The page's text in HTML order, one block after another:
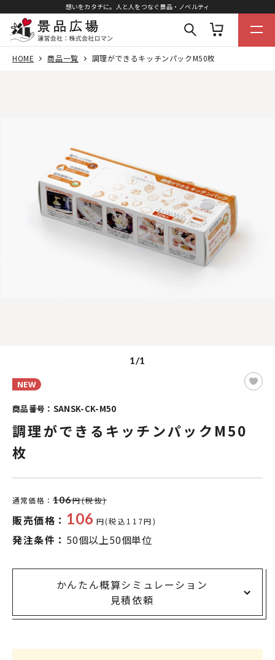
想いをカタチに。人と人をつなぐ景品・ノベルティ
HOME 商品一覧 調理ができるキッチンパックM50枚
1/1
NEW
商品番号：SANSK-CK-M50
調理ができるキッチンパックM50
枚
通常価格： 106円(税抜)
販売価格： 106 円(税込117円)
発注条件： 50個以上50個単位
かんたん概算シミュレーション
見積依頼